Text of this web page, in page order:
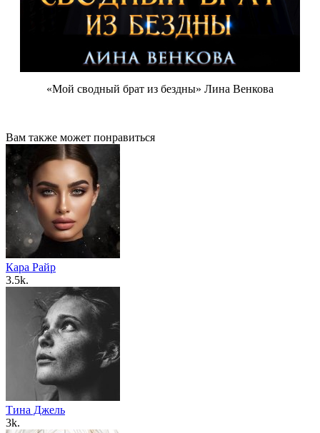
«Мой сводный брат из бездны» Лина Венкова
Вам также может понравиться
Кара Райр
3.5k.
Тина Джель
3k.